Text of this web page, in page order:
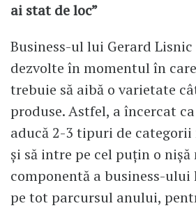
ai stat de loc”
Business-ul lui Gerard Lisnic
dezvolte în momentul în
trebuie să aibă o varietate
produse. Astfel, a încercat
aducă 2-3 tipuri de categorii
și să intre pe cel puțin o nișă
componentă a business-ului
pe tot parcursul anului,